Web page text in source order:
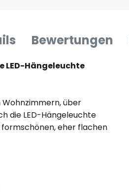
Bewertungen
LED-Hängeleuchte
über
die LED-Hängeleuchte
eher flachen
gehalten ist. Das eher
in weiß das mitgelieferte
smart steuern, entweder via